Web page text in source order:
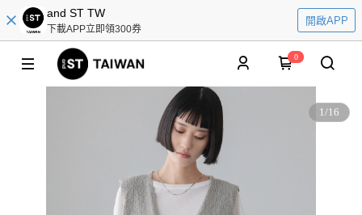
and ST TW
下載APP立即領300券
開啟APP
0
1/16